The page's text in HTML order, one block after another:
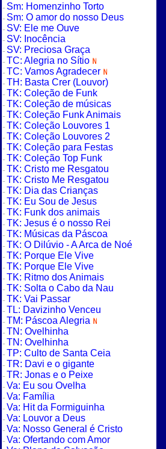
Sm: Homenzinho Torto
Sm: O amor do nosso Deus
SV: Ele me Ouve
SV: Inocência
SV: Preciosa Graça
TC: Alegria no Sítio
TC: Vamos Agradecer
TH: Basta Crer (Louvor)
TK: Coleção de Funk
TK: Coleção de músicas
TK: Coleção Funk Animais
TK: Coleção Louvores 1
TK: Coleção Louvores 2
TK: Coleção para Festas
TK: Coleção Top Funk
TK: Cristo me Resgatou
TK: Cristo Me Resgatou
TK: Dia das Crianças
TK: Eu Sou de Jesus
TK: Funk dos animais
TK: Jesus é o nosso Rei
TK: Músicas da Páscoa
TK: O Dilúvio - A Arca de Noé
TK: Porque Ele Vive
TK: Porque Ele Vive
TK: Ritmo dos Animais
TK: Solta o Cabo da Nau
TK: Vai Passar
TL: Davizinho Venceu
TM: Páscoa Alegria
TN: Ovelhinha
TN: Ovelhinha
TP: Culto de Santa Ceia
TR: Davi e o gigante
TR: Jonas e o Peixe
Va: Eu sou Ovelha
Va: Família
Va: Hit da Formiguinha
Va: Louvor a Deus
Va: Nosso General é Cristo
Va: Ofertando com Amor